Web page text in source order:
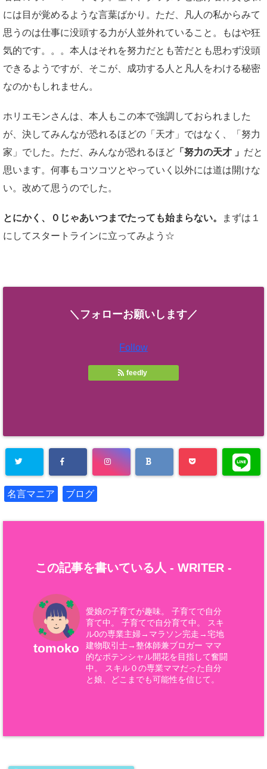
には目が覚めるような言葉ばかり。ただ、凡人の私からみて
思うのは仕事に没頭する力が人並外れていること。もはや狂
気的です。。。本人はそれを努力だとも苦だとも思わず没頭
できるようですが、そこが、成功する人と凡人をわける秘密
なのかもしれません。
ホリエモンさんは、本人もこの本で強調しておられました
が、決してみんなが恐れるほどの「天才」ではなく、「努力
家」でした。ただ、みんなが恐れるほど 「努力の天才 」 だと
思います。何事もコツコツとやっていく以外には道は開けな
い。改めて思うのでした。
とにかく、０じゃあいつまでたっても始まらない。
まずは１
にしてスタートラインに立ってみよう☆
＼フォローお願いします／
Follow
feedly
名言マニア ブログ
この記事を書いている人 - WRITER -
tomoko
愛娘の子育てが趣味。 子育てで自分
育て中。 子育てで自分育て中。 スキ
ル0の専業主婦→マラソン完走→宅地
建物取引士→整体師兼ブロガー ママ
的なポテンシャル開花を目指して奮闘
中。 スキル０の専業ママだった自分
と娘、どこまでも可能性を信じて。